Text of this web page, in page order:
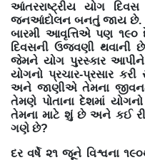
આંતરરાષ્ટ્રીય યોગ
જનઆંદોલન બનતું જાય છે. આ
બારમી આવૃત્તિએ પણ ૧૯૦
દિવસની ઉજવણી થવાની છે
જેમને યોગ પુરસ્કાર આપીને
યોગનો પ્રચાર-પ્રસાર
અને જાણીએ તેમના
તેમણે પોતાના દેશમાં
તેમના માટે શું છે અને કઈ
ગણે છે?
દર વર્ષે ૨૧ જૂને વિશ્વના